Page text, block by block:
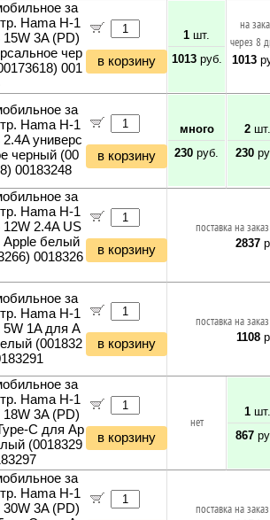
за
Hama H-1
15W 3A (PD)
чер
001
в корзину
1 шт.
1013руб.
на
через 8
1013
за
Hama H-1
2.4A универс
черный (00
00183248
в корзину
много
230 руб.
2шт.
230
за
Hama H-1
12W 2.4A US
Apple белый
0018326
в корзину
поставка на
2837
за
Hama H-1
5W 1A для A
(001832
в корзину
поставка на
1108
за
Hama H-1
18W 3A (PD)
C для Ap
(0018329
в корзину
нет
1шт.
867
за
Hama H-1
30W 3A (PD)
поставка на